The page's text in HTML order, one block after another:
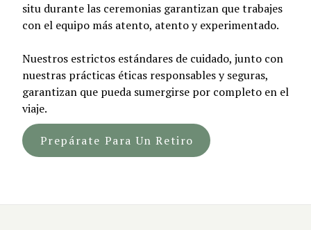
situ durante las ceremonias garantizan que trabajes
con el equipo más atento, atento y experimentado.
Nuestros estrictos estándares de cuidado, junto con
nuestras prácticas éticas responsables y seguras,
garantizan que pueda sumergirse por completo en el
viaje.
Prepárate Para Un Retiro